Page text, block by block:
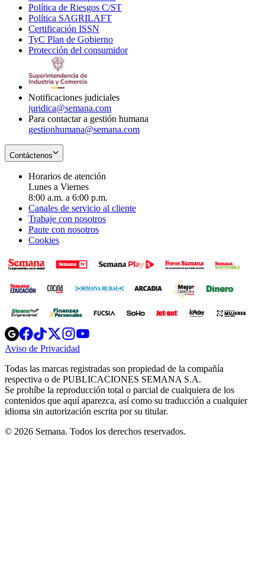
window
in
Política de Riesgos C/ST
Política SAGRILAFT
new
window
Certificación ISSN
in
new
TyC Plan de Gobierno
in
Protección del consumidorOpens
Notificaciones judiciales
juridica@semana.com
Para contactar a gestión humana
gestionhumana@semana.com
Contáctenos
Horarios de atención
Lunes a Viernes
8:00 a.m. a 6:00 p.m.
Canales de servicio al cliente
Trabaje con nosotros
Paute con nosotros
Cookies
Opens
in
new
Opens
in
new
Opens
in
new
window
Opens
new
windowwindow
Aviso de Privacidad
new
window
Todas las marcas registradas son propiedad de la compañía
respectiva o de PUBLICACIONES SEMANA S.A.
Se prohíbe la reproducción total o parcial de cualquiera de los
contenidos que aquí aparezca, así como su traducción a cualquier
idioma sin autorización escrita por su titular.
© 2026 Semana. Todos los derechos reservados.